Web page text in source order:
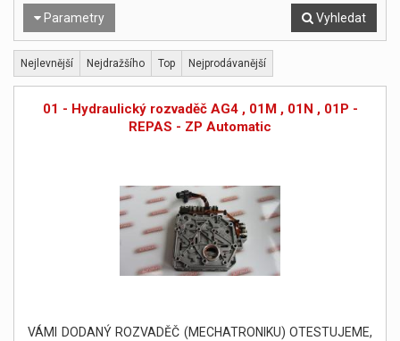
Parametry Vyhledat
Nejlevnější Nejdražšího Top Nejprodávanější
01 - Hydraulický rozvaděč AG4 , 01M , 01N , 01P -
REPAS - ZP Automatic
VÁMI DODANÝ ROZVADĚČ (MECHATRONIKU) OTESTUJEME,